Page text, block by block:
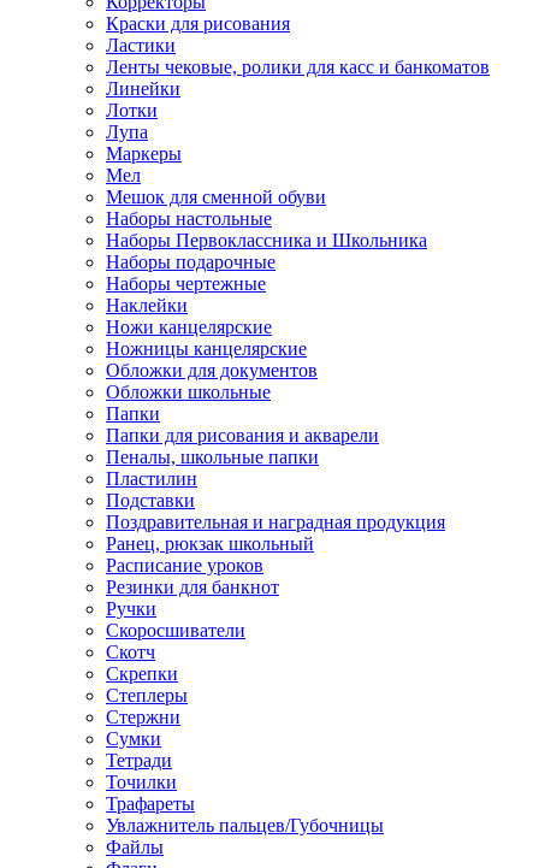
Краски для рисования
Ластики
Ленты чековые, ролики для касс и банкоматов
Линейки
Лотки
Лупа
Маркеры
Мел
Мешок для сменной обуви
Наборы настольные
Наборы Первоклассника и Школьника
Наборы подарочные
Наборы чертежные
Наклейки
Ножи канцелярские
Ножницы канцелярские
Обложки для документов
Обложки школьные
Папки
Папки для рисования и акварели
Пеналы, школьные папки
Пластилин
Подставки
Поздравительная и наградная продукция
Ранец, рюкзак школьный
Расписание уроков
Резинки для банкнот
Ручки
Скоросшиватели
Скотч
Скрепки
Степлеры
Стержни
Сумки
Тетради
Точилки
Трафареты
Увлажнитель пальцев/Губочницы
Файлы